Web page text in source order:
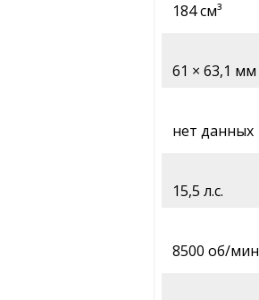
184 см³
61 × 63,1 мм
нет данных
15,5 л.с.
8500 об/мин